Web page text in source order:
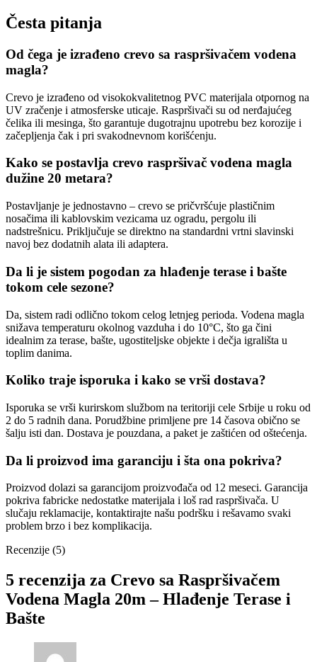
Česta pitanja
Od čega je izrađeno crevo sa raspršivačem vodena
magla?
Crevo je izrađeno od visokokvalitetnog PVC materijala otpornog na
UV zračenje i atmosferske uticaje. Raspršivači su od nerđajućeg
čelika ili mesinga, što garantuje dugotrajnu upotrebu bez korozije i
začepljenja čak i pri svakodnevnom korišćenju.
Kako se postavlja crevo raspršivač vodena magla
dužine 20 metara?
Postavljanje je jednostavno – crevo se pričvršćuje plastičnim
nosačima ili kablovskim vezicama uz ogradu, pergolu ili
nadstrešnicu. Priključuje se direktno na standardni vrtni slavinski
navoj bez dodatnih alata ili adaptera.
Da li je sistem pogodan za hlađenje terase i bašte
tokom cele sezone?
Da, sistem radi odlično tokom celog letnjeg perioda. Vodena magla
snižava temperaturu okolnog vazduha i do 10°C, što ga čini
idealnim za terase, bašte, ugostiteljske objekte i dečja igrališta u
toplim danima.
Koliko traje isporuka i kako se vrši dostava?
Isporuka se vrši kurirskom službom na teritoriji cele Srbije u roku od
2 do 5 radnih dana. Porudžbine primljene pre 14 časova obično se
šalju isti dan. Dostava je pouzdana, a paket je zaštićen od oštećenja.
Da li proizvod ima garanciju i šta ona pokriva?
Proizvod dolazi sa garancijom proizvođača od 12 meseci. Garancija
pokriva fabricke nedostatke materijala i loš rad raspršivača. U
slučaju reklamacije, kontaktirajte našu podršku i rešavamo svaki
problem brzo i bez komplikacija.
Recenzije (5)
5 recenzija za Crevo sa Raspršivačem
Vodena Magla 20m – Hlađenje Terase i
Bašte